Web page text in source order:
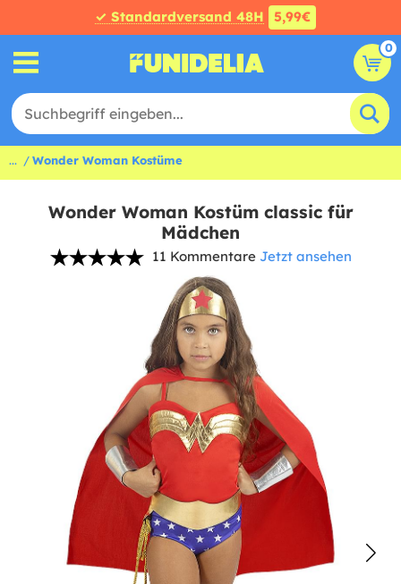
✓ Standardversand 48H 5,99€
0
... Wonder Woman Kostüme
Wonder Woman Kostüm classic für
Mädchen
11 Kommentare Jetzt ansehen